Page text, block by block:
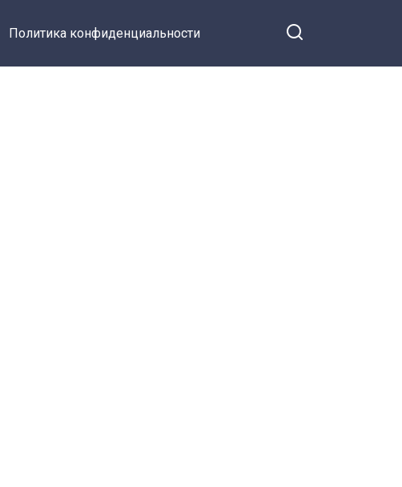
Политика конфиденциальности